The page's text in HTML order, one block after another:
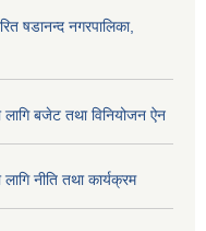
षडानन्द नगरपालिका,
बजेट तथा विनियोजन ऐन
नीति तथा कार्यक्रम